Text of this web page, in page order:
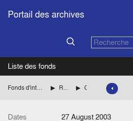
Portail des archives
Liste des fonds
Fonds d'interviews de la Fondation Jean Monnet Relations Suisse-Europe
Dates
27 August 2003